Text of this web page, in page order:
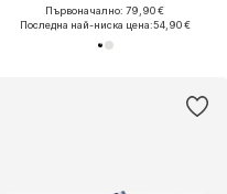
Първоначално: 79,90 €
Последна най-ниска цена:54,90 €